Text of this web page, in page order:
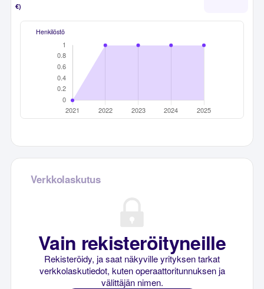
€)
Henkilöstö
Verkkolaskutus
Vain rekisteröityneille
Rekisteröidy, ja saat näkyville yrityksen tarkat
verkkolaskutiedot, kuten operaattoritunnuksen ja
välittäjän nimen.